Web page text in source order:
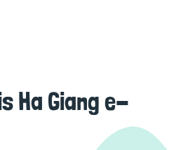
Ha Giang e-